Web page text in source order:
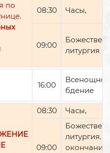
по
08:30 Часы,
09:00
литургия
16:00
Всенощное
бдение
08:30 Часы,
09:00
литургия.
окончании